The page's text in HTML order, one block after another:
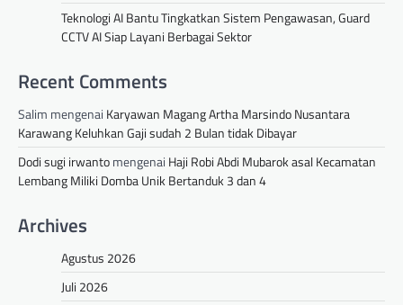
Teknologi AI Bantu Tingkatkan Sistem Pengawasan, Guard
CCTV AI Siap Layani Berbagai Sektor
Recent Comments
Salim mengenai Karyawan Magang Artha Marsindo Nusantara
Karawang Keluhkan Gaji sudah 2 Bulan tidak Dibayar
Dodi sugi irwantomengenai Haji Robi Abdi Mubarok asal Kecamatan
Lembang Miliki Domba Unik Bertanduk 3 dan 4
Archives
Agustus 2026
Juli 2026